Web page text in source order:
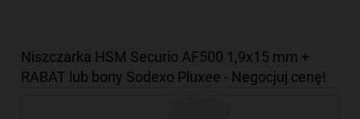
Niszczarka HSM Securio AF500 1,9x15 mm +
RABAT lub bony Sodexo Pluxee - Negocjuj cenę!